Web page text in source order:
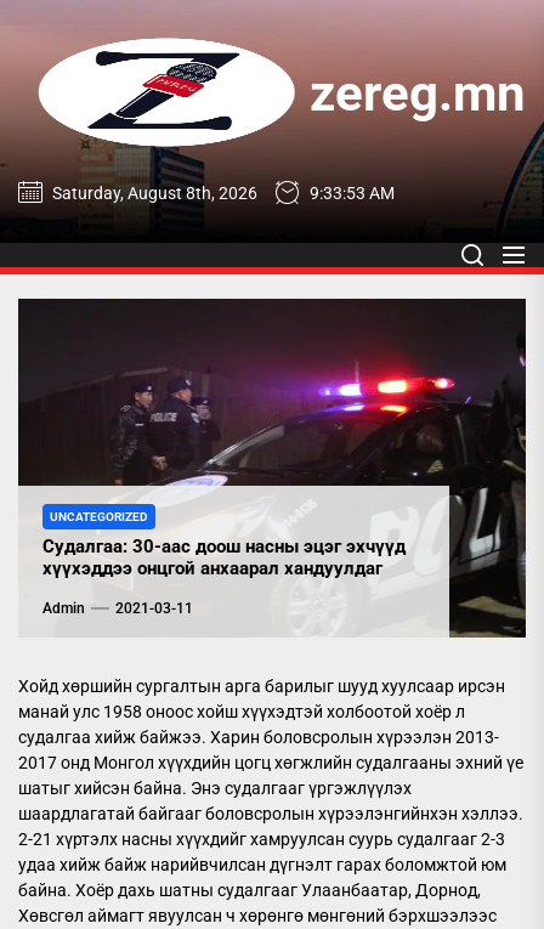
content
zereg.mn
zereg.mn
Saturday, August 8th, 2026 9:33:54 AM
UNCATEGORIZED
Судалгаа: 30-аас доош насны эцэг эхчүүд
хүүхэддээ онцгой анхаарал хандуулдаг
Admin 2021-03-11
Хойд хөршийн сургалтын арга барилыг шууд хуулсаар ирсэн
манай улс 1958 оноос хойш хүүхэдтэй холбоотой хоёр л
судалгаа хийж байжээ. Харин боловсролын хүрээлэн 2013-
2017 онд Монгол хүүхдийн цогц хөгжлийн судалгааны эхний үе
шатыг хийсэн байна. Энэ судалгааг үргэжлүүлэх
шаардлагатай байгааг боловсролын хүрээлэнгийнхэн хэллээ.
2-21 хүртэлх насны хүүхдийг хамруулсан суурь судалгааг 2-3
удаа хийж байж нарийвчилсан дүгнэлт гарах боломжтой юм
байна. Хоёр дахь шатны судалгааг Улаанбаатар, Дорнод,
Хөвсгөл аймагт явуулсан ч хөрөнгө мөнгөний бэрхшээлээс